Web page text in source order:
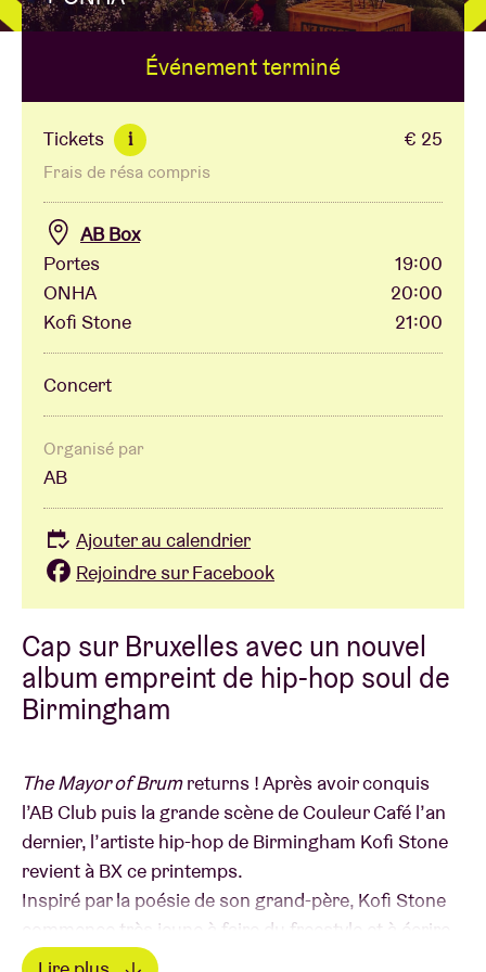
Location de salles
BRDCST
ABtv
Chèque-concert
À propos de l'AB
Contact
Cap sur Bruxelles avec un nouvel
album empreint de hip-hop soul de
Birmingham
The Mayor of Brumreturns ! Après avoir conquis
l’AB Club puis la grande scène de Couleur Café l’an
dernier, l’artiste hip-hop de Birmingham Kofi Stone
revient à BX ce printemps.
Inspiré par la poésie de son grand-père, Kofi Stone
commence très jeune à faire du freestyle et à écrire
ses propres textes. Un régime musical composé de
Événement terminé
Tickets i € 25
Frais de résa compris
AB Box
Portes
19:00
ONHA
20:00
Kofi Stone
21:00
Concert
Organisé par
AB
Ajouter au calendrier
Rejoindre sur Facebook